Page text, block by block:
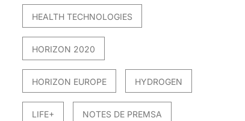
HEALTH TECHNOLOGIES
HORIZON 2020
HORIZON EUROPE HYDROGEN
LIFE+ NOTES DE PREMSA